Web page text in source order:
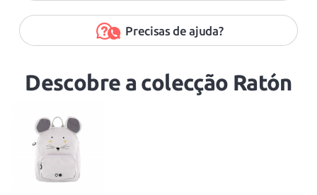
Precisas de ajuda?
Descobre a colecção Ratón